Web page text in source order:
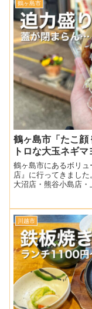
鶴ヶ島市
鶴ヶ島市「たこ顔
トロな大玉ネギマ
鶴ヶ島市にあるボリ
店』に行ってきまし
大沼店・熊谷小島店
川越市